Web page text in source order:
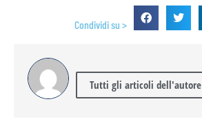
Condividi su >
Tutti gli articoli dell'autore